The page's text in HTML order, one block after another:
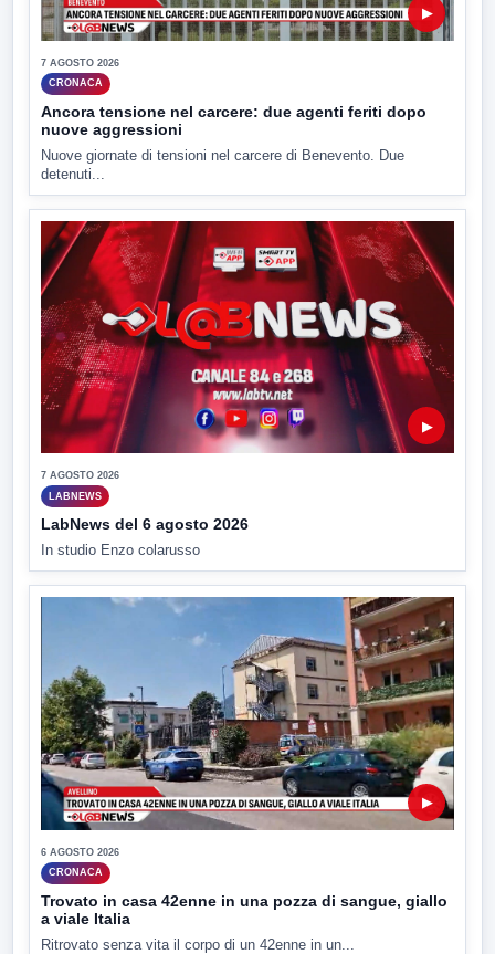
▶
7 AGOSTO 2026
CRONACA
Ancora tensione nel carcere: due agenti feriti dopo
nuove aggressioni
Nuove giornate di tensioni nel carcere di Benevento. Due
detenuti...
▶
7 AGOSTO 2026
LABNEWS
LabNews del 6 agosto 2026
In studio Enzo colarusso
▶
6 AGOSTO 2026
CRONACA
Trovato in casa 42enne in una pozza di sangue, giallo
a viale Italia
Ritrovato senza vita il corpo di un 42enne in un...